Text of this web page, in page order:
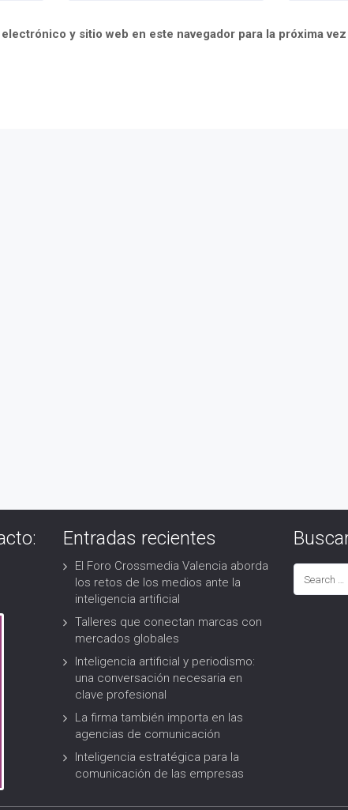
y sitio web en este navegador para la próxima
Entradas recientes
El Foro Crossmedia Valencia aborda
los retos de los medios ante la
inteligencia artificial
Talleres que conectan marcas con
mercados globales
Inteligencia artificial y periodismo:
una conversación necesaria en
clave profesional
La firma también importa en las
agencias de comunicación
Inteligencia estratégica para la
comunicación de las empresas